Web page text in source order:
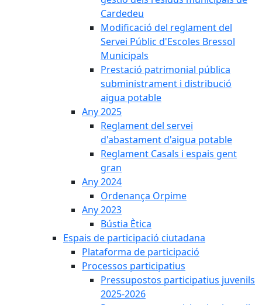
Cardedeu
Modificació del reglament del
Servei Públic d'Escoles Bressol
Municipals
Prestació patrimonial pública
subministrament i distribució
aigua potable
Any 2025
Reglament del servei
d'abastament d'aigua potable
Reglament Casals i espais gent
gran
Any 2024
Ordenança Orpime
Any 2023
Bústia Ètica
Espais de participació ciutadana
Plataforma de participació
Processos participatius
Pressupostos participatius juvenils
2025-2026